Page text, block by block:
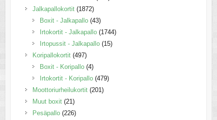
Jalkapallokortit (1872)
Boxit - Jalkapallo (43)
Irtokortit - Jalkapallo (1744)
Irtopussit - Jalkapallo (15)
Koripallokortit (497)
Boxit - Koripallo (4)
Irtokortit - Koripallo (479)
Moottoriurheilukortit (201)
Muut boxit (21)
Pesäpallo (226)